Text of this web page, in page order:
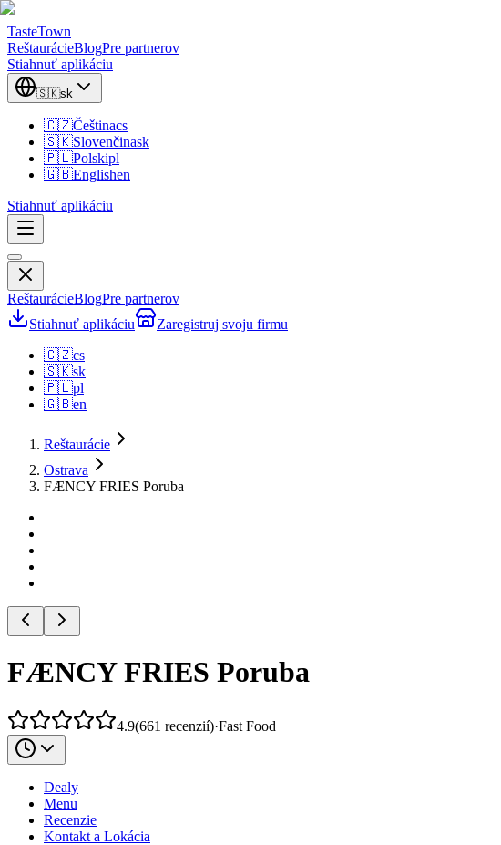
TasteTown
ReštaurácieBlogPre partnerov
Stiahnuť aplikáciu
🇸🇰sk
🇨🇿Češtinacs
🇸🇰Slovenčinask
🇵🇱Polskipl
🇬🇧Englishen
Stiahnuť aplikáciu
ReštaurácieBlogPre partnerov
Stiahnuť aplikáciu
Zaregistruj svoju firmu
🇨🇿cs
🇸🇰sk
🇵🇱pl
🇬🇧en
Reštaurácie
Ostrava
FÆNCY FRIES Poruba
FÆNCY FRIES Poruba
4.9(661 recenzií)·Fast Food
Dealy
Menu
Recenzie
Kontakt a Lokácia